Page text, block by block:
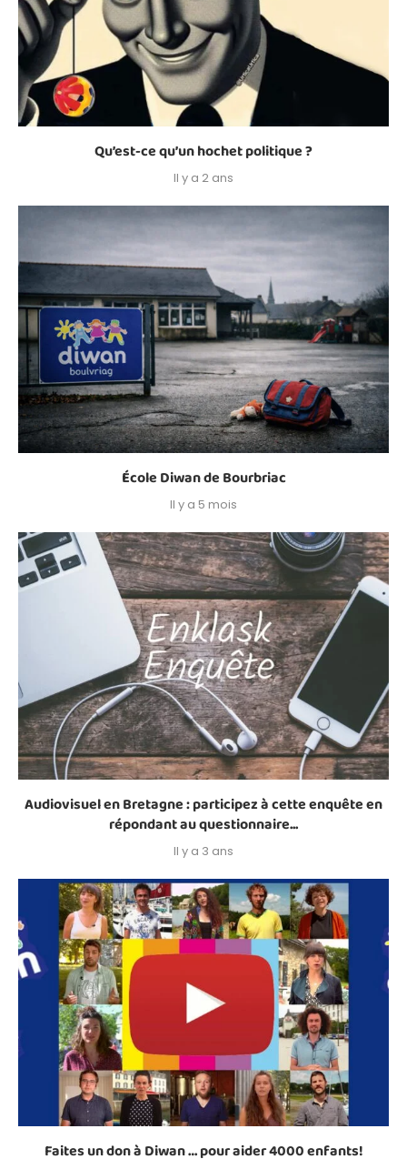
Qu’est-ce qu’un hochet politique ?
Il y a 2 ans
École Diwan de Bourbriac
Il y a 5 mois
Audiovisuel en Bretagne : participez à cette enquête en
répondant au questionnaire...
Il y a 3 ans
Faites un don à Diwan … pour aider 4000 enfants!